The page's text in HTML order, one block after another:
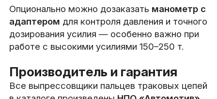
Опционально можно дозаказать манометр с
адаптером для контроля давления и точного
дозирования усилия — особенно важно при
работе с высокими усилиями 150–250 т.
Производитель и гарантия
Все выпрессовщики пальцев траковых цепей